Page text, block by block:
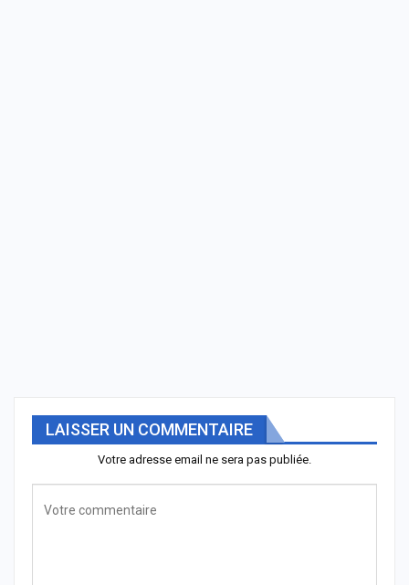
LAISSER UN COMMENTAIRE
Votre adresse email ne sera pas publiée.